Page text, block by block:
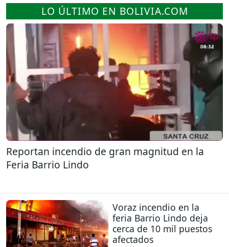
LO ÚLTIMO EN BOLIVIA.COM
Reportan incendio de gran magnitud en la
Feria Barrio Lindo
Voraz incendio en la
feria Barrio Lindo deja
cerca de 10 mil puestos
afectados